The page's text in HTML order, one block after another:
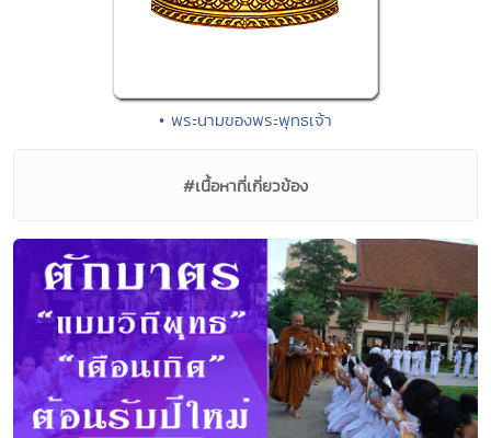
• พระนามของพระพุทธเจ้า
#เนื้อหาที่เกี่ยวข้อง